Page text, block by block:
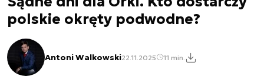
polskie okręty podwodne?
Antoni Walkowski22.11.2025 11 min.